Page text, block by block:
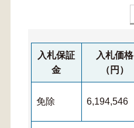
入札保証
金
入札価格
（円）
免除 6,194,546